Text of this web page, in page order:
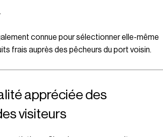
connue pour sélectionner elle-même
frais auprès des pêcheurs du port voisin.
appréciée des
visiteurs